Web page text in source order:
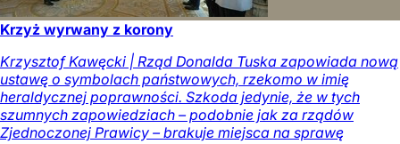
Krzyż wyrwany z korony
Krzysztof Kawęcki | Rząd Donalda Tuska zapowiada nową
ustawę o symbolach państwowych, rzekomo w imię
heraldycznej poprawności. Szkoda jedynie, że w tych
szumnych zapowiedziach – podobnie jak za rządów
Zjednoczonej Prawicy – brakuje miejsca na sprawę